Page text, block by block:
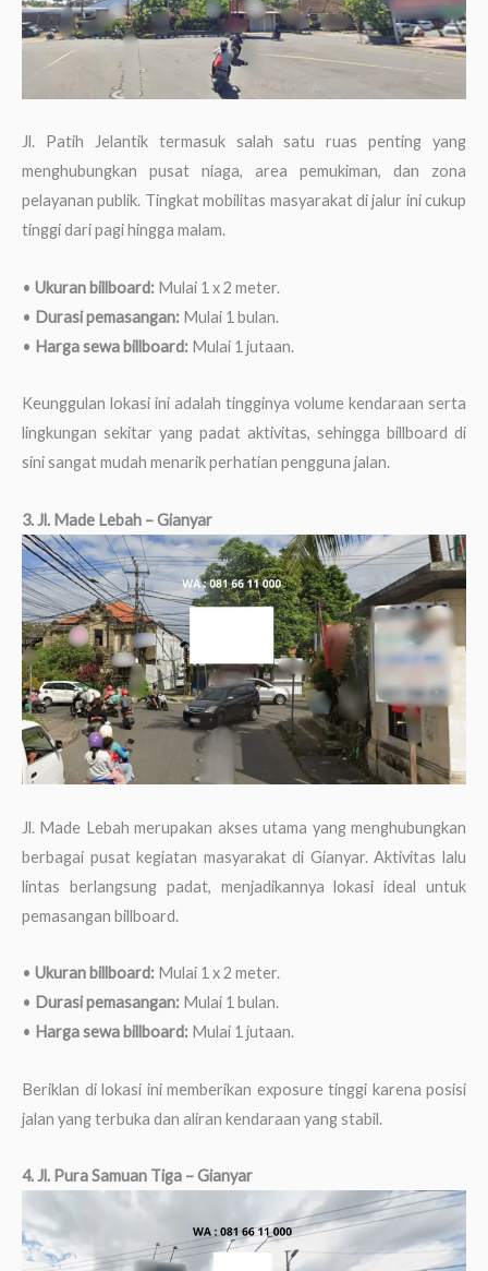
Jl. Patih Jelantik termasuk salah satu ruas penting yang
menghubungkan pusat niaga, area pemukiman, dan zona
pelayanan publik. Tingkat mobilitas masyarakat di jalur ini cukup
tinggi dari pagi hingga malam.
• Ukuran billboard: Mulai 1 x 2 meter.
• Durasi pemasangan: Mulai 1 bulan.
• Harga sewa billboard: Mulai 1 jutaan.
Keunggulan lokasi ini adalah tingginya volume kendaraan serta
lingkungan sekitar yang padat aktivitas, sehingga billboard di
sini sangat mudah menarik perhatian pengguna jalan.
3. Jl. Made Lebah – Gianyar
Jl. Made Lebah merupakan akses utama yang menghubungkan
berbagai pusat kegiatan masyarakat di Gianyar. Aktivitas lalu
lintas berlangsung padat, menjadikannya lokasi ideal untuk
pemasangan billboard.
• Ukuran billboard: Mulai 1 x 2 meter.
• Durasi pemasangan: Mulai 1 bulan.
• Harga sewa billboard: Mulai 1 jutaan.
Beriklan di lokasi ini memberikan exposure tinggi karena posisi
jalan yang terbuka dan aliran kendaraan yang stabil.
4. Jl. Pura Samuan Tiga – Gianyar